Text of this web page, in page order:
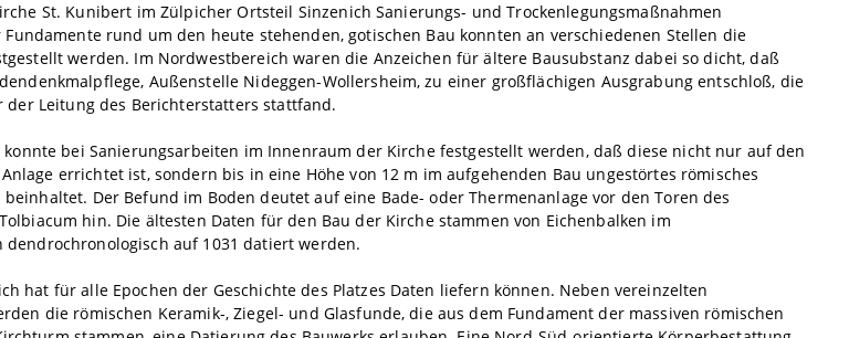
St. Kunibert im Zülpicher Ortsteil Sinzenich Sanierungs- und Trockenlegungsmaßnahmen
rund um den heute stehenden, gotischen Bau konnten an verschiedenen Stellen die
werden. Im Nordwestbereich waren die Anzeichen für ältere Bausubstanz dabei so dicht, daß
Außenstelle Nideggen-Wollersheim, zu einer großflächigen Ausgrabung entschloß, die
der Leitung des Berichterstatters stattfand.
konnte bei Sanierungsarbeiten im Innenraum der Kirche festgestellt werden, daß diese nicht nur auf den
errichtet ist, sondern bis in eine Höhe von 12 m im aufgehenden Bau ungestörtes römisches
Der Befund im Boden deutet auf eine Bade- oder Thermenanlage vor den Toren des
hin. Die ältesten Daten für den Bau der Kirche stammen von Eichenbalken im
dendrochronologisch auf 1031 datiert werden.
hat für alle Epochen der Geschichte des Platzes Daten liefern können. Neben vereinzelten
die römischen Keramik-, Ziegel- und Glasfunde, die aus dem Fundament der massiven römischen